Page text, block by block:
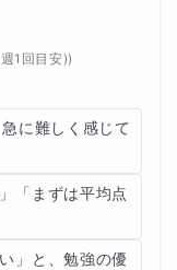
1回目安))
に難しく感じて
「まずは平均点
」と、勉強の優